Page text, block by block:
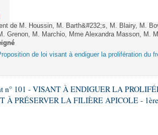
de M. Houssin, M. Barth&#232;s, M. Blairy, M.
Grenon, M. Marchio, Mme Alexandra Masson, M.
de loi visant à endiguer la prolifération du
n° 101 - VISANT À ENDIGUER LA
À PRÉSERVER LA FILIÈRE APICOLE - 1ère